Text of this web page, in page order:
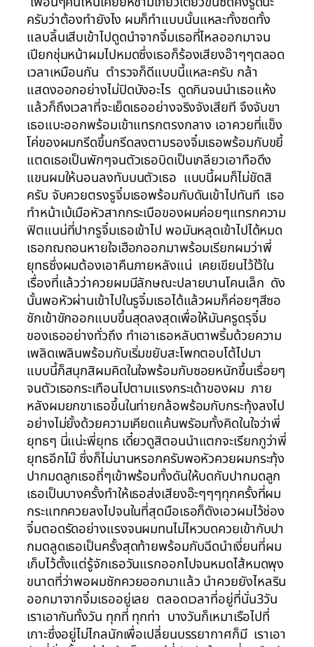
ครับว่าต้องทำยังไง ผมก็ทำแบบนั้นแหละทั้งซดทั้ง
แลบลิ้นเสีบเข้าไปดูดนำจากจิ๋มเธอที่ไหลออกมาจน
เปียกชุ่มหน้าผมไปหมดซึ่งเธอก็ร้องเสียงอ๊าๆๆตลอด
เวลาเหมือนกัน ตำรวจก็ดีแบบนี้แหละครับ กล้า
แสดงออกอย่างไม่ปิดบังอะไร ดูดกินจนนำเธอแห้ง
แล้วก็ถึงเวลาที่จะเย็ดเธออย่างจริงจังเสียที จึงจับขา
เธอแบะออกพร้อมเข้าแทรกตรงกลาง เอาควยที่แข็ง
โค่ของผมกรีดขึ้นกรีดลงตามรองจิ๋มเธอพร้อมกับขยี้
แตดเธอเป็นพักๆจนตัวเธอบิดเป็นเกลียวเอาทือดึง
แขนผมให้นอนลงทับบนตัวเธอ แบบนี้ผมก็ไม่ขัดสิ
ครับ จับควยตรงรูจิ๋มเธอพร้อมกับดันเข้าไปทันที เธอ
ทำหน้าเบ้เมือหัวสากกระเบือของผมค่อยๆแทรกความ
ฟิตแนน่ที่ปากรูจิ๋มเธอเข้าไป พอมันหลุดเข้าไปได้หมด
เธอกฌถอนหายใจเฮือกออกมาพร้อมเรียกผมว่าพี่
ยุทธซึ่งผมต้องเอาคืนภายหลังแน่ เคยเขียนไว้ใว้ใน
เรื่องที่แล้วว่าควยผมมีลักษณะปลายบานโคนเล็ก ดัง
นั้นพอหัวผ่านเข้าไปในรูจิ๋มเธอได้แล้วผมก็ค่อยๆสีซอ
ชักเข้าขักออกแบบขึ้นสุดลงสุดเพื่อให้มันครูดรุจิ๋ม
ของเธออย่างทั่วถึง ทำเอาเธอหลับตาพริ้มด้วยความ
เพลิดเพลินพร้อมกับเริ่มขยับสะโพกตอบโต้ไปมา
แบบนี้ก็สนุกสิผมคิดในใจพร้อมกับซอยหนักขึ้นเรื่อยๆ
จนตัวเธอกระเทือนไปตามแรงกระเด้าของผม ภาย
หลังผมยกขาเธอขึ้นในท่ายกล้อพร้อมกับกระทุ้งลงไป
อย่างไม่ยั้งด้วยความเคียดแค้นพรัอมทั้งคิดในใจว่าพี่
ยุทธๆ นี่แน่ะพี่ยุทธ เดี๋ยวดูสิตอนนำแตกจะเรียกกูว่าพี่
ยุทธอีกไม๊ ซึ่งก็ไม่นานหรอกครับพอหัวควยผมกระทุ้ง
ปากมดลูกเธอถี่ๆเข้าพร้อมทั้งดันให้บดกับปากมดลูก
เธอเป็นบางครั้งทำให้เธอส่งเสียงอ๊ะๆๆๆทุกครั้งที่ผม
กระแทกควยลงไปจนในที่สุดมือเธอก็ดังเอวผมไว้ช่อง
จิ๋มตอดรัดอย่างแรงจนผมทนไม่ไหวบดควยเข้ากับปา
กมดลูดเธอเป็นครั้งสุดท้ายพร้อมกับฉีดนำเงี่ยนที่ผม
เก็บไว้ตั้งแต่รู้จักเธอวันแรกออกไปจนหมดไส้หมดพุง
ขนาดที่ว่าพอผมชักควยออกมาแล้ว นำควยยังไหลริน
ออกมาจากจิ๋มเธออยู่เลย ตลอดเวลาที่อยู่ที่นั่น3วัน
เราเอากันทั้งวัน ทุกที่ ทุกท่า บางวันก็เหมาเรือไปที่
เกาะซึ่งอยู่ไม่ไกลนักเพื่อเปลี่ยนบรรยากาศก็มี เราเอา